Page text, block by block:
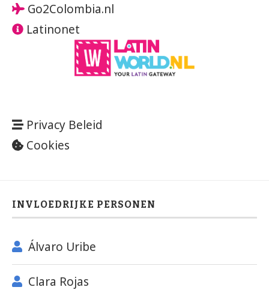
Go2Colombia.nl
Latinonet
Privacy Beleid
Cookies
INVLOEDRIJKE PERSONEN
Álvaro Uribe
Clara Rojas